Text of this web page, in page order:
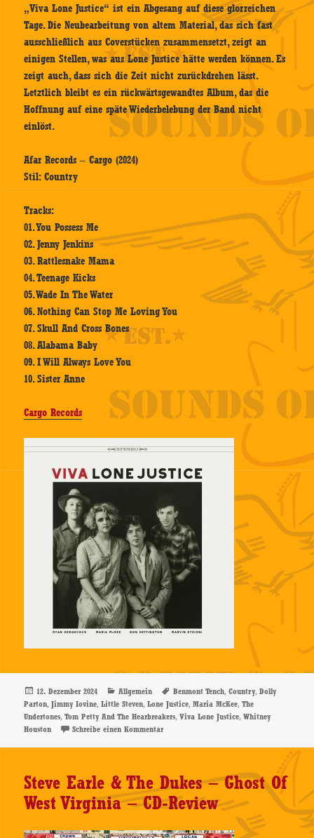
„Viva Lone Justice“ ist ein Abgesang auf diese glorreichen
Tage. Die Neubearbeitung von altem Material, das sich fast
ausschließlich aus Coverstücken zusammensetzt, zeigt an
einigen Stellen, was aus Lone Justice hätte werden können. Es
zeigt auch, dass sich die Zeit nicht zurückdrehen lässt.
Letztlich bleibt es ein rückwärtsgewandtes Album, das die
Hoffnung auf eine späte Wiederbelebung der Band nicht
einlöst.
Afar Records – Cargo (2024)
Stil: Country
Tracks:
01. You Possess Me
02. Jenny Jenkins
03. Rattlesnake Mama
04. Teenage Kicks
05. Wade In The Water
06. Nothing Can Stop Me Loving You
07. Skull And Cross Bones
08. Alabama Baby
09. I Will Always Love You
10. Sister Anne
Cargo Records
Veröffentlicht
am
12. Dezember 2024 Kategorien
Allgemein Schlagwörter
Benmont Tench,Country,Dolly
Parton,Jimmy Iovine,Little Steven,Lone Justice,Maria McKee,The
Undertones,Tom Petty And The Hearbreakers,Viva Lone Justice,Whitney
Houston
Schreibe einen Kommentarzu Lone Justice – Viva Lone Justice – CD-
Steve Earle & The Dukes – Ghost Of
West Virginia – CD-Review